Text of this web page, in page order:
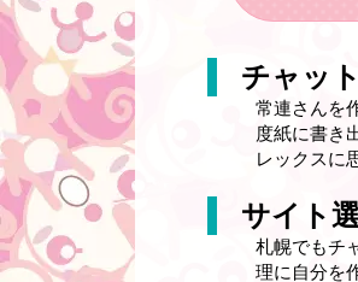
チャッ
常連さんを
度紙に書き
レックスに
サイト
札幌でもチ
理に自分を